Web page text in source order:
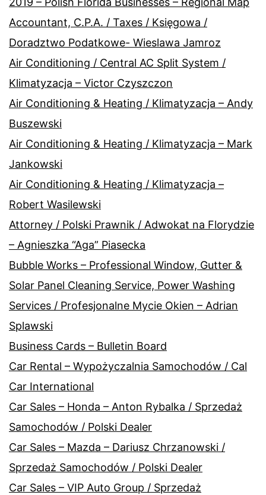
Accountant, C.P.A. / Taxes / Księgowa /
Doradztwo Podatkowe- Wieslawa Jamroz
Air Conditioning / Central AC Split System /
Klimatyzacja – Victor Czyszczon
Air Conditioning & Heating / Klimatyzacja – Andy
Buszewski
Air Conditioning & Heating / Klimatyzacja – Mark
Jankowski
Air Conditioning & Heating / Klimatyzacja –
Robert Wasilewski
Attorney / Polski Prawnik / Adwokat na Florydzie
– Agnieszka “Aga” Piasecka
Bubble Works – Professional Window, Gutter &
Solar Panel Cleaning Service, Power Washing
Services / Profesjonalne Mycie Okien – Adrian
Splawski
Business Cards – Bulletin Board
Car Rental – Wypożyczalnia Samochodów / Cal
Car International
Car Sales – Honda – Anton Rybalka / Sprzedaż
Samochodów / Polski Dealer
Car Sales – Mazda – Dariusz Chrzanowski /
Sprzedaż Samochodów / Polski Dealer
Car Sales – VIP Auto Group / Sprzedaż